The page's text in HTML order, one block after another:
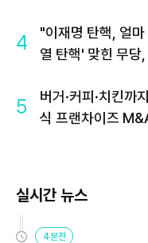
4
"이재명 탄핵, 얼
열 탄핵' 맞힌 무당
5
버거·커피·치킨까
식 프랜차이즈
실시간 뉴스
4분전